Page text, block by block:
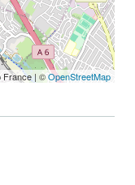
France | ©OpenStreetMap